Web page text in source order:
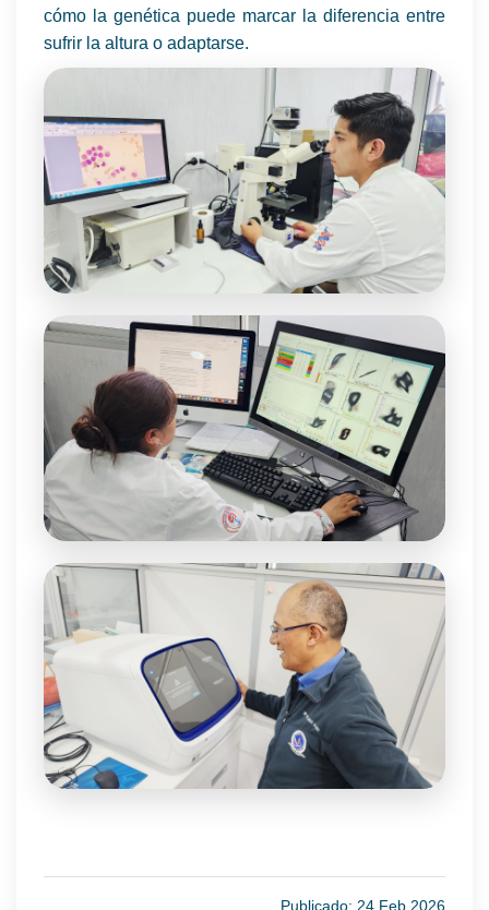
cómo la genética puede marcar la diferencia entre
sufrir la altura o adaptarse.
Publicado: 24 Feb 2026